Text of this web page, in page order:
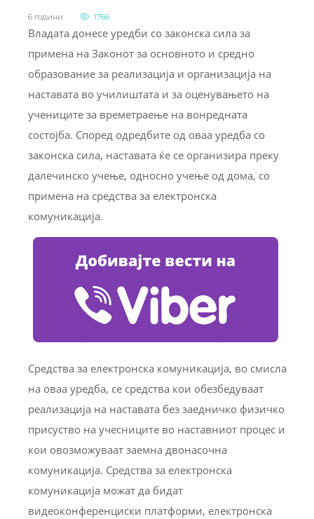
6 години 1766
Владата донесе уредби со законска сила за
примена на Законот за основното и средно
образование за реализација и организација на
наставата во училиштата и за оценувањето на
учениците за времетраење на вонредната
состојба. Според одредбите од оваа уредба со
законска сила, наставата ќе се организира преку
далечинско учење, односно учење од дома, со
примена на средства за електронска
комуникација.
Средства за електронска комуникација, во смисла
на оваа уредба, се средства кои обезбедуваат
реализација на наставата без заедничко физичко
присуство на учесниците во наставниот процес и
кои овозможуваат заемна двонасочна
комуникација. Средства за електронска
комуникација можат да бидат
видеоконференциски платформи, електронска